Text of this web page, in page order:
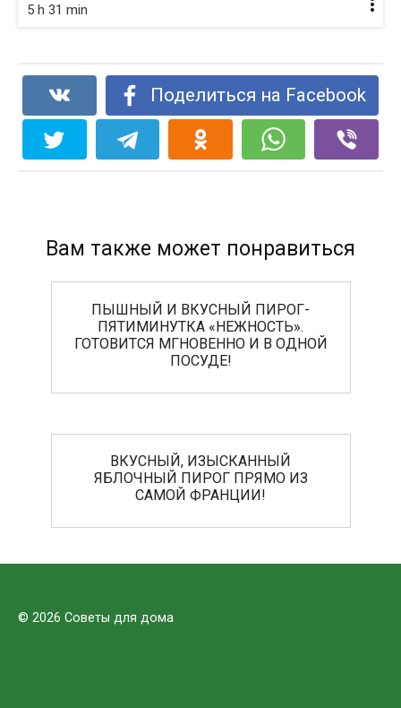
5 h 31 min
Поделиться на Facebook
Вам также может понравиться
ПЫШНЫЙ И ВКУСНЫЙ ПИРОГ-
ПЯТИМИНУТКА «НЕЖНОСТЬ».
ГОТОВИТСЯ МГНОВЕННО И В ОДНОЙ
ПОСУДЕ!
ВКУСНЫЙ, ИЗЫСКАННЫЙ
ЯБЛОЧНЫЙ ПИРОГ ПРЯМО ИЗ
САМОЙ ФРАНЦИИ!
© 2026 Советы для дома